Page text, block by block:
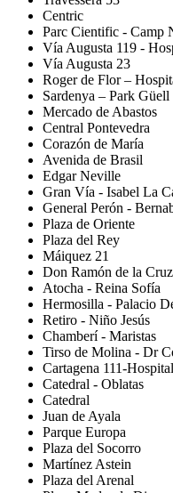
Centric
Parc Cientific - Camp
Vía Augusta 119 -
Vía Augusta 23
Roger de Flor –
Sardenya – Park Güell
Mercado de Abastos
Central Pontevedra
Corazón de María
Avenida de Brasil
Edgar Neville
Gran Vía - Isabel La
General Perón -
Plaza de Oriente
Plaza del Rey
Máiquez 21
Don Ramón de la
Atocha - Reina Sofía
Hermosilla - Palacio
Retiro - Niño Jesús
Chamberí - Maristas
Tirso de Molina - Dr
Cartagena 111-
Catedral - Oblatas
Catedral
Juan de Ayala
Parque Europa
Plaza del Socorro
Martínez Astein
Plaza del Arenal